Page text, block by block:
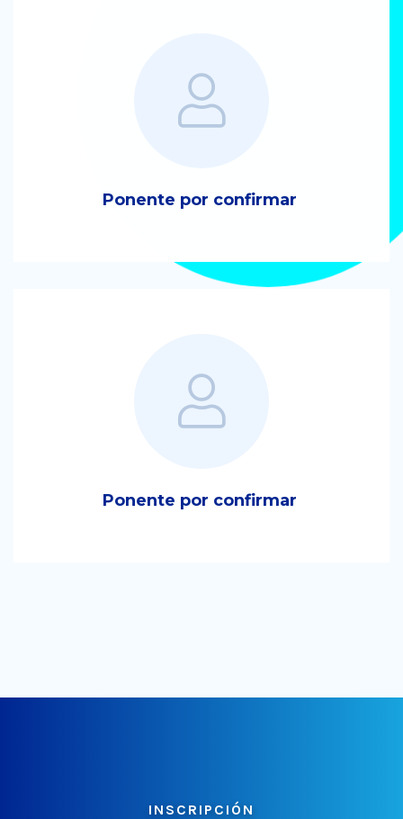
Ponente por confirmar
Ponente por confirmar
INSCRIPCIÓN